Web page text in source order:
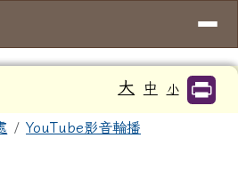
大 中 小
YouTube影音輪播